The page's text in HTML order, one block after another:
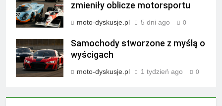
zmieniły oblicze motorsportu
moto-dyskusje.pl 5 dni ago 0
Samochody stworzone z myślą o
wyścigach
moto-dyskusje.pl 1 tydzień ago 0